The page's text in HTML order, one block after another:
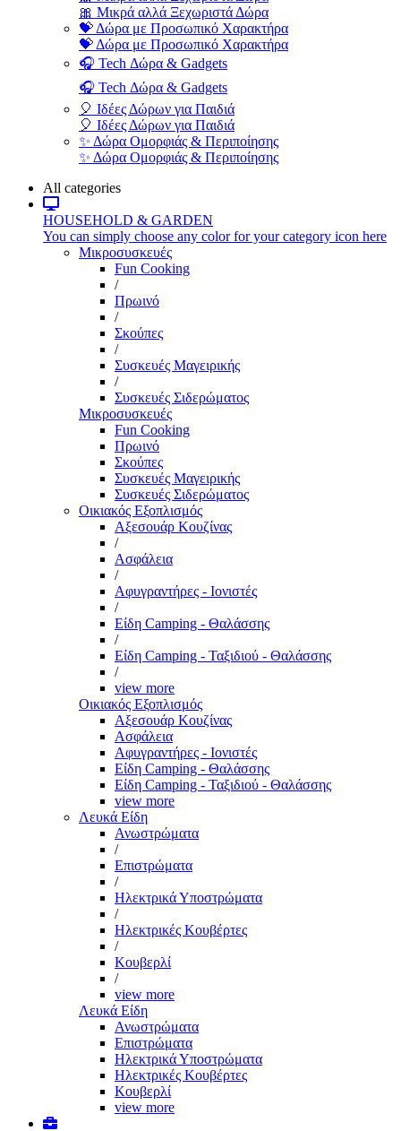
🎀 Μικρά αλλά Ξεχωριστά Δώρα
💝 Δώρα με Προσωπικό Χαρακτήρα
💝 Δώρα με Προσωπικό Χαρακτήρα
🎧 Tech Δώρα & Gadgets
🎧 Tech Δώρα & Gadgets
🎈 Ιδέες Δώρων για Παιδιά
🎈 Ιδέες Δώρων για Παιδιά
✨ Δώρα Ομορφιάς & Περιποίησης
✨ Δώρα Ομορφιάς & Περιποίησης
All categories
HOUSEHOLD & GARDEN
You can simply choose any color for your category icon here
Μικροσυσκευές
Fun Cooking
/
Πρωινό
/
Σκούπες
/
Συσκευές Μαγειρικής
/
Συσκευές Σιδερώματος
Μικροσυσκευές
Fun Cooking
Πρωινό
Σκούπες
Συσκευές Μαγειρικής
Συσκευές Σιδερώματος
Οικιακός Εξοπλισμός
Αξεσουάρ Κουζίνας
/
Ασφάλεια
/
Αφυγραντήρες - Ιονιστές
/
Είδη Camping - Θαλάσσης
/
Είδη Camping - Ταξιδιού - Θαλάσσης
/
view more
Οικιακός Εξοπλισμός
Αξεσουάρ Κουζίνας
Ασφάλεια
Αφυγραντήρες - Ιονιστές
Είδη Camping - Θαλάσσης
Είδη Camping - Ταξιδιού - Θαλάσσης
view more
Λευκά Είδη
Ανωστρώματα
/
Επιστρώματα
/
Ηλεκτρικά Υποστρώματα
/
Ηλεκτρικές Κουβέρτες
/
Κουβερλί
/
view more
Λευκά Είδη
Ανωστρώματα
Επιστρώματα
Ηλεκτρικά Υποστρώματα
Ηλεκτρικές Κουβέρτες
Κουβερλί
view more